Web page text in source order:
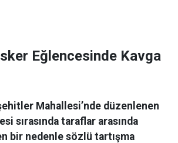
Eğlencesinde Kavga
Mahallesi’nde düzenlenen
sırasında taraflar arasında
bir nedenle sözlü tartışma